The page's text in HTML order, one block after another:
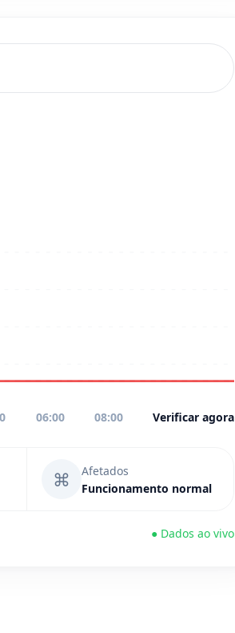
06:00 08:00 Verificar agora
⌘
Afetados
Funcionamento normal
● Dados ao vivo